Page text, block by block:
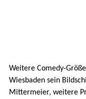
Weitere Comedy-
Wiesbaden sein
Mittermeier, weitere